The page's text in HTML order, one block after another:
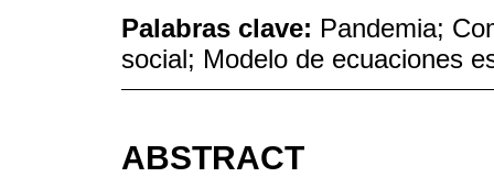
Palabras clave: Pandemia;
social; Modelo de ecuaciones
ABSTRACT